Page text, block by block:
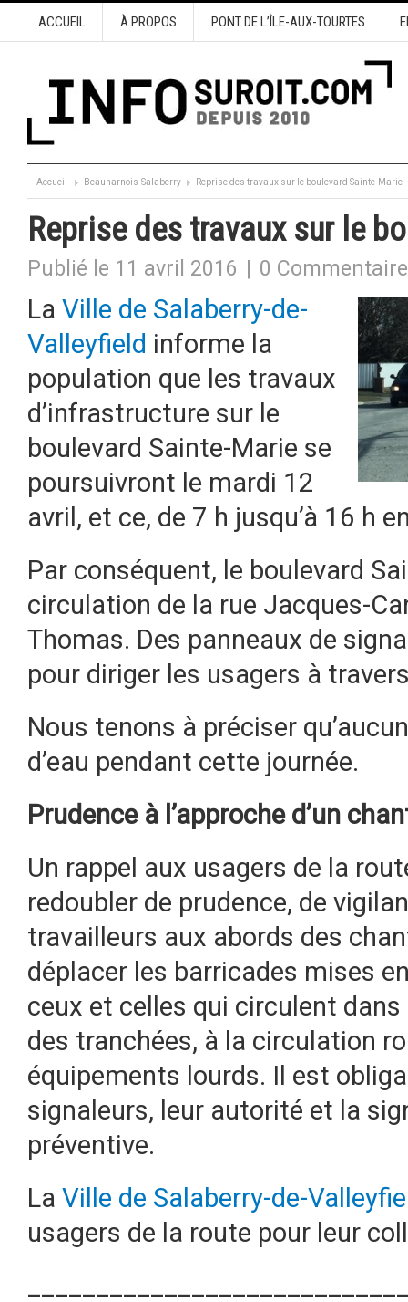
ACCUEIL À PROPOS PONT DE L’ÎLE-AUX-TOURTES
Accueil Beauharnois-Salaberry Reprise des travaux sur le boulevard Sainte-Marie
Reprise des travaux sur le
Publié le 11 avril 2016 0 Commentaire
La Ville de Salaberry-de-
Valleyfield informe la
population que les travaux
d’infrastructure sur le
boulevard Sainte-Marie se
poursuivront le mardi 12
avril, et ce, de 7 h jusqu’à 16 h
Par conséquent, le boulevard
circulation de la rue Jacques-
Thomas. Des panneaux de
pour diriger les usagers à
Nous tenons à préciser
d’eau pendant cette journée.
Prudence à l’approche d’un
Un rappel aux usagers de la
redoubler de prudence, de
travailleurs aux abords des
déplacer les barricades mises
ceux et celles qui circulent
des tranchées, à la circulation
équipements lourds. Il est
signaleurs, leur autorité et la
préventive.
La Ville de Salaberry-de-
usagers de la route pour leur